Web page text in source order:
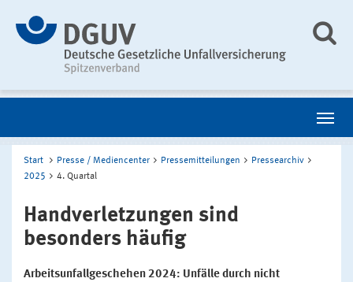
Start Presse / Mediencenter Pressemitteilungen
Pressearchiv
2025
4. Quartal
Handverletzungen sind
besonders häufig
Arbeitsunfallgeschehen 2024: Unfälle durch nicht